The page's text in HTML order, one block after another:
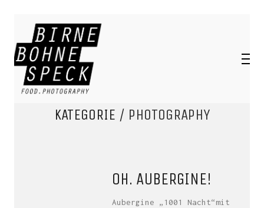
KATEGORIE / PHOTOGRAPHY
OH. AUBERGINE!
Aubergine „1001 Nacht“mit